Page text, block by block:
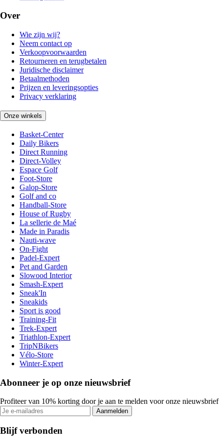
Over
Wie zijn wij?
Neem contact op
Verkoopvoorwaarden
Retourneren en terugbetalen
Juridische disclaimer
Betaalmethoden
Prijzen en leveringsopties
Privacy verklaring
Onze winkels
Basket-Center
Daily Bikers
Direct Running
Direct-Volley
Espace Golf
Foot-Store
Galop-Store
Golf and co
Handball-Store
House of Rugby
La sellerie de Maé
Made in Paradis
Nauti-wave
On-Fight
Padel-Expert
Pet and Garden
Slowood Interior
Smash-Expert
Sneak'In
Sneakids
Sport is good
Training-Fit
Trek-Expert
Triathlon-Expert
TripNBikers
Vélo-Store
Winter-Expert
Abonneer je op onze nieuwsbrief
Profiteer van 10% korting door je aan te melden voor onze nieuwsbrief
Aanmelden
Blijf verbonden